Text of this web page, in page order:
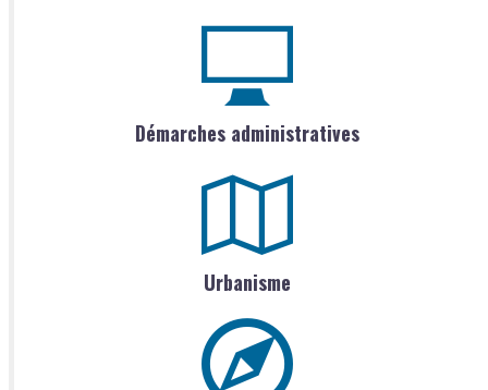
Démarches administratives
Urbanisme